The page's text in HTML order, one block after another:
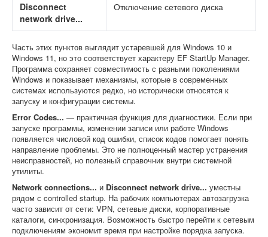
Disconnect
network drive...
Отключение сетевого диска
Часть этих пунктов выглядит устаревшей для Windows 10 и
Windows 11, но это соответствует характеру EF StartUp Manager.
Программа сохраняет совместимость с разными поколениями
Windows и показывает механизмы, которые в современных
системах используются редко, но исторически относятся к
запуску и конфигурации системы.
Error Codes... — практичная функция для диагностики. Если при
запуске программы, изменении записи или работе Windows
появляется числовой код ошибки, список кодов помогает понять
направление проблемы. Это не полноценный мастер устранения
неисправностей, но полезный справочник внутри системной
утилиты.
Network connections... и Disconnect network drive... уместны
рядом с controlled startup. На рабочих компьютерах автозагрузка
часто зависит от сети: VPN, сетевые диски, корпоративные
каталоги, синхронизация. Возможность быстро перейти к сетевым
подключениям экономит время при настройке порядка запуска.